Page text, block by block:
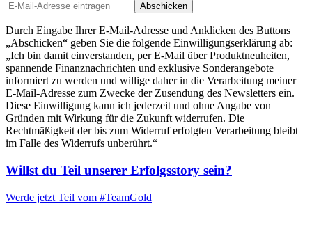
Abschicken
Durch Eingabe Ihrer E-Mail-Adresse und Anklicken des Buttons
„Abschicken“ geben Sie die folgende Einwilligungserklärung ab:
„Ich bin damit einverstanden, per E-Mail über Produktneuheiten,
spannende Finanznachrichten und exklusive Sonderangebote
informiert zu werden und willige daher in die Verarbeitung meiner
E-Mail-Adresse zum Zwecke der Zusendung des Newsletters ein.
Diese Einwilligung kann ich jederzeit und ohne Angabe von
Gründen mit Wirkung für die Zukunft widerrufen. Die
Rechtmäßigkeit der bis zum Widerruf erfolgten Verarbeitung bleibt
im Falle des Widerrufs unberührt.“
Willst du Teil unserer Erfolgsstory sein?
Werde jetzt Teil vom #TeamGold